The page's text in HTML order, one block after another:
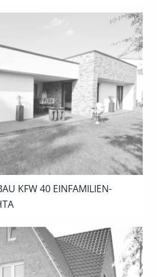
KFW 40 EINFAMILIEN-